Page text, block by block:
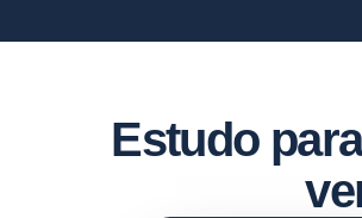
Estudo